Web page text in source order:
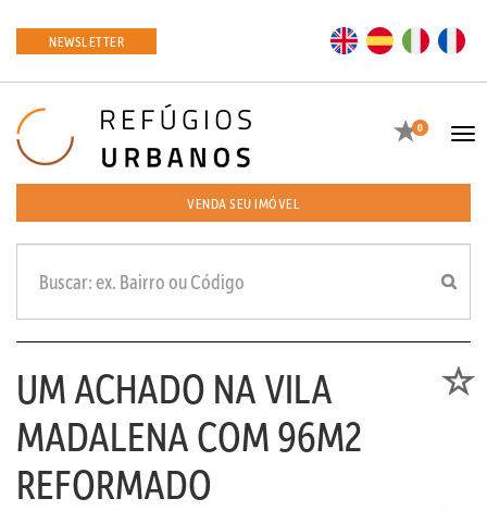
NEWSLETTER EN ES
Favoritos
0
VENDA SEU IMÓVEL
UM ACHADO NA VILA
MADALENA COM 96M2
REFORMADO